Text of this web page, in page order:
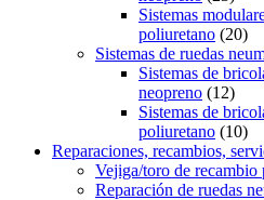
Sistemas
poliuretano (20)
Sistemas de ruedas
Sistemas de
neopreno (12)
Sistemas de
poliuretano (10)
Reparaciones, recambios,
Vejiga/toro de recambio
Reparación de ruedas